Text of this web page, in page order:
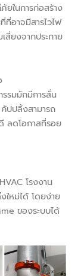
ยในการก่อสร้าง
อาจมีสารไวไฟ
สี่ยงจากประกาย
รรมมักมีการสั่น
ปปลิ้งสามารถ
ลดโอกาสที่รอย
โรงงาน
ใหม่ได้ โดยง่าย
ของระบบได้